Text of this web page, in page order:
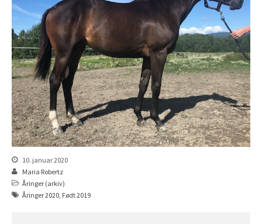
Åringer 2018
Åringer 2017
Åringer 2016
Åringer 2015
Føll 2026
Føll 2025
Føll 2024
Føll 2023
10. januar 2020
Maria Robertz
Åringer (arkiv)
Åringer 2020, Født 2019